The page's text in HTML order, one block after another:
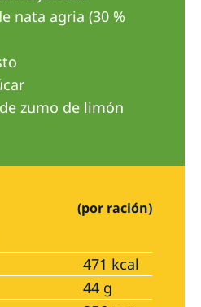
nata agria (30 %
zumo de limón
(por ración)
471 kcal
44 g